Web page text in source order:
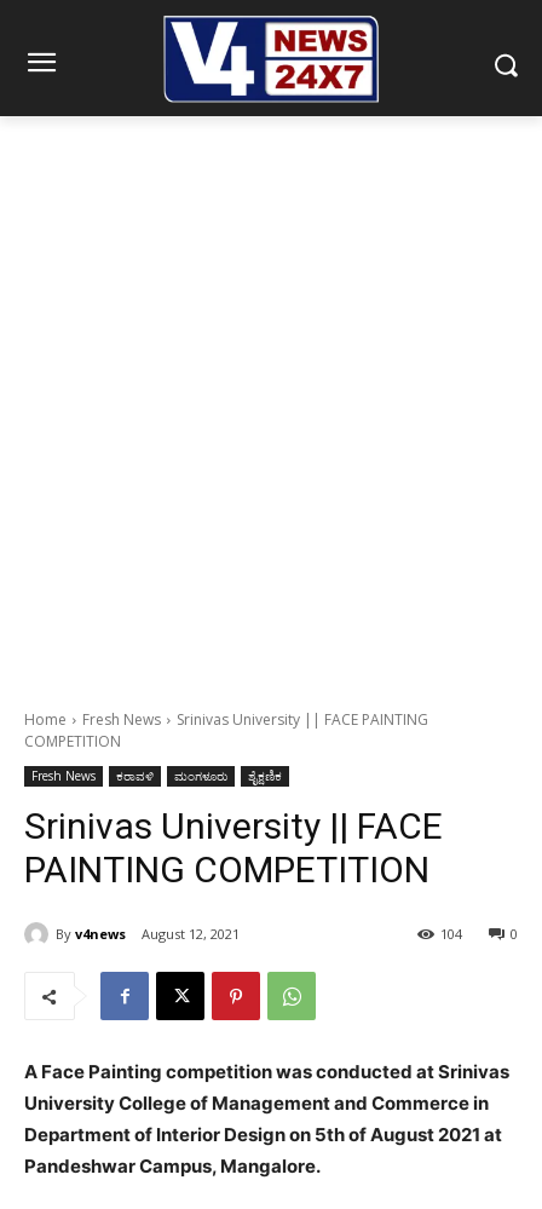
Home Fresh News
Srinivas University || FACE PAINTING
COMPETITION
Fresh News ಕರಾವಳಿ ಮಂಗಳೂರು ಶೈಕ್ಷಣಿಕ
Srinivas University || FACE
PAINTING COMPETITION
By v4news August 12, 2021 0
104
A Face Painting competition was conducted at Srinivas
University College of Management and Commerce in
Department of Interior Design on 5th of August 2021 at
Pandeshwar Campus, Mangalore.